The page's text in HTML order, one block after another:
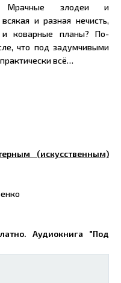
Мрачные злодеи и
и разная нечисть,
и коварные планы? По-
что под задумчивыми
всё…
(искусственным)
Аудиокнига "Под